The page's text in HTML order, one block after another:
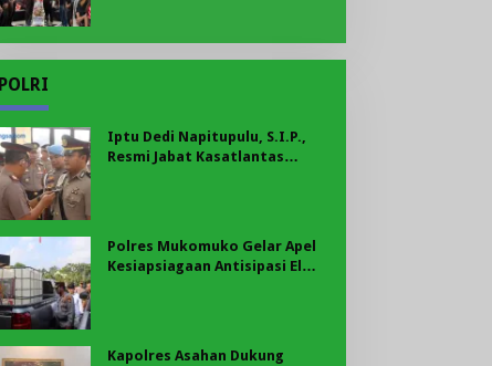
POLRI
Iptu Dedi Napitupulu, S.I.P.,
Resmi Jabat Kasatlantas
Polres Mukomuko Gelar Apel
Kesiapsiagaan Antisipasi El
Kapolres Asahan Dukung